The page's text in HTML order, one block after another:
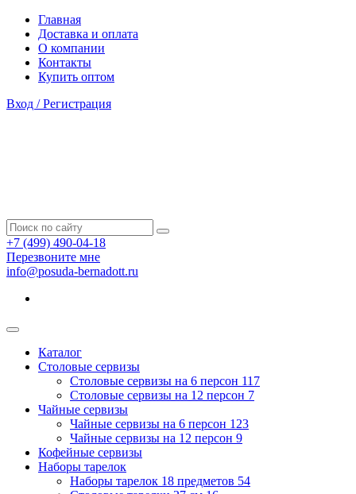
Главная
Доставка и оплата
О компании
Контакты
Купить оптом
Вход / Регистрация
+7 (499) 490-04-18
Перезвоните мне
info@posuda-bernadott.ru
Каталог
Столовые сервизы
Столовые сервизы на 6 персон 117
Столовые сервизы на 12 персон 7
Чайные сервизы
Чайные сервизы на 6 персон 123
Чайные сервизы на 12 персон 9
Кофейные сервизы
Наборы тарелок
Наборы тарелок 18 предметов 54